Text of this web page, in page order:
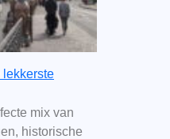
mix van
historische